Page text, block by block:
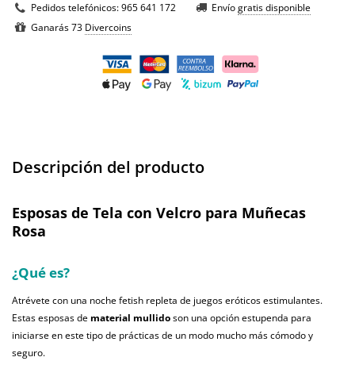
Pedidos telefónicos:965 641 172 Envíogratis disponible
Ganarás 73 Divercoins
Descripción del producto
Esposas de Tela con Velcro para Muñecas
Rosa
¿Qué es?
Atrévete con una noche fetish repleta de juegos eróticos estimulantes.
Estas esposas de material mullidoson una opción estupenda para
iniciarse en este tipo de prácticas de un modo mucho más cómodo y
seguro.